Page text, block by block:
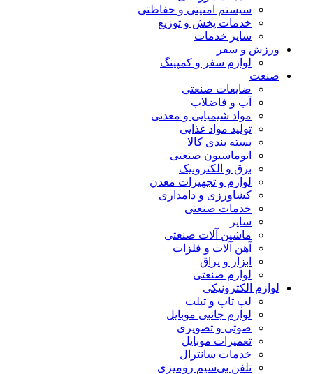
سیستم امنیتی و حفاظتی
خدمات پخش و توزیع
سایر خدمات
ورزش و سفر
لوازم سفر و کمپینگ
صنعت
ضایعات صنعتی
آب و فاضلاب
مواد شیمیایی و معدنی
تولید مواد غذایی
بسته بندی کالا
اتوماسیون صنعتی
برق و الکترونیک
لوازم و تجهیزات معدن
کشاورزی و دامداری
خدمات صنعتی
سایر
ماشین آلات صنعتی
آهن آلات و فلزات
ابزار و یراق
لوازم صنعتی
لوازم الکترونیکی
لپ تاپ و تبلت
لوازم جانبی موبایل
صوتی و تصویری
تعمیرات موبایل
خدمات سانترال
تلفن بی‌سیم رومیزی